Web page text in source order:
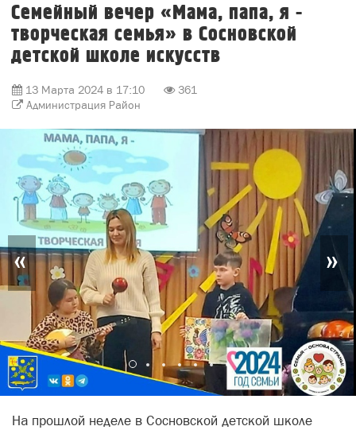
Семейный вечер «Мама, папа, я -
творческая семья» в Сосновской
детской школе искусств
13 Марта 2024 в 17:10
361
Администрация Район
« »
На прошлой неделе в Сосновской детской школе